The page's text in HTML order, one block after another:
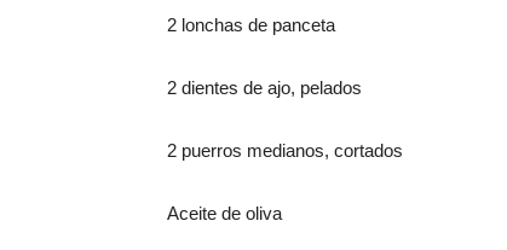
2 lonchas de panceta
2 dientes de ajo, pelados
2 puerros medianos, cortados
Aceite de oliva